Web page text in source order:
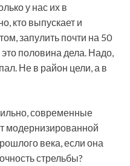
у нас их в
кто выпускает и
запулить почти на 50
половина дела. Надо,
Не в район цели, а в
современные
модернизированной
века, если она
стрельбы?